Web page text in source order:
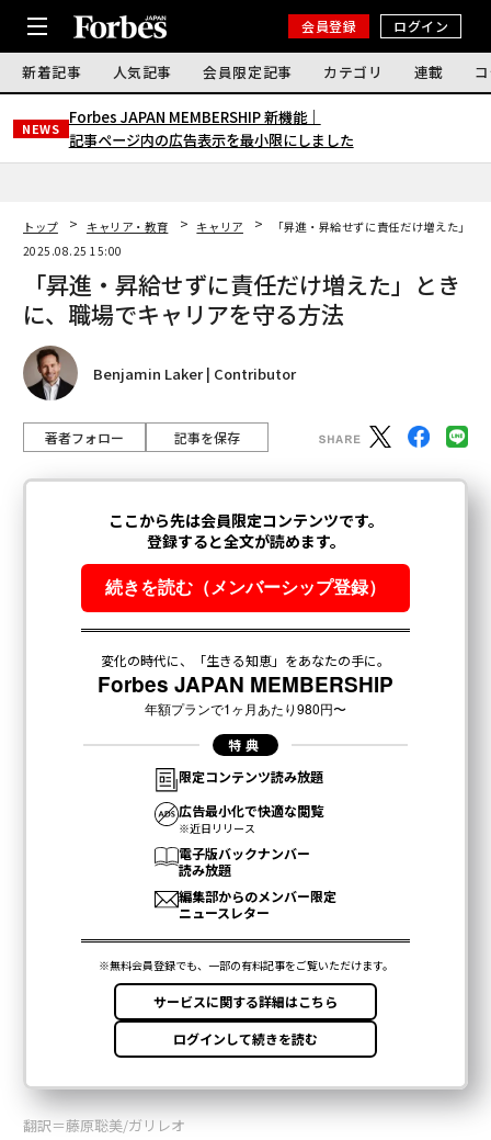
会員登録 ログイン
新着記事 人気記事 会員限定記事 カテゴリ 連載
NEWS
Forbes JAPAN MEMBERSHIP 新機能｜
記事ページ内の広告表示を最小限にしました
トップ キャリア・教育 キャリア
「昇進・昇給せずに責任だけ増えた」
2025.08.25 15:00
「昇進・昇給せずに責任だけ増えた」とき
に、職場でキャリアを守る方法
Benjamin Laker | Contributor
著者フォロー 記事を保存
翻訳＝藤原聡美/ガリレオ